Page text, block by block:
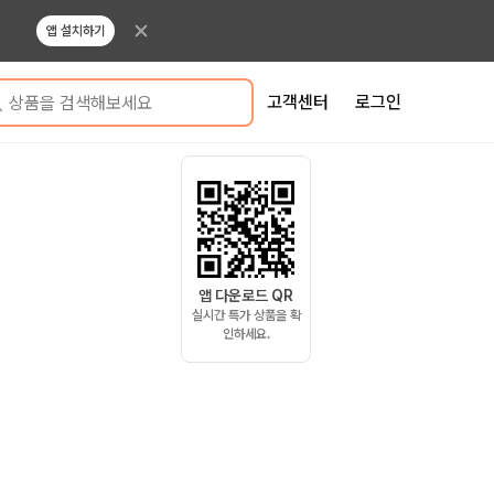
앱 설치하기
상품을 검색해보세요 고객센터 로그인
앱 다운로드 QR
실시간 특가 상품을 확
인하세요.